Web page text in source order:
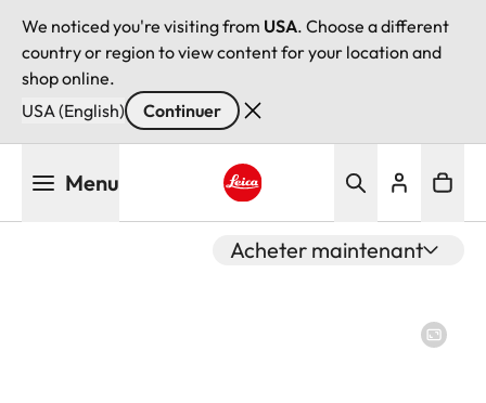
We noticed you're visiting from USA. Choose a different
country or region to view content for your location and
shop online.
USA (English)
Continuer
Menu
Acheter maintenant